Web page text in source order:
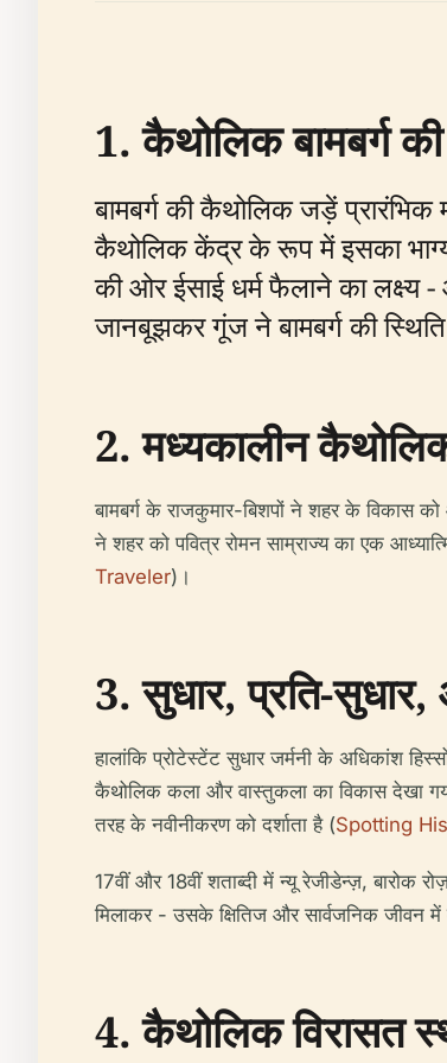
1. कैथोलिक बामबर्ग
बामबर्ग की कैथोलिक जड़ें
कैथोलिक केंद्र के रूप में इसका भाग्य
की ओर ईसाई धर्म फैलाने का लक्ष्य -
जानबूझकर गूंज ने बामबर्ग की
2. मध्यकालीन
बामबर्ग के राजकुमार-बिशपों ने शहर के विकास
ने शहर को पवित्र रोमन साम्राज्य का एक
Traveler)।
3. सुधार, प्रति-सुधार,
हालांकि प्रोटेस्टेंट सुधार जर्मनी के अधिकांश
कैथोलिक कला और वास्तुकला का विकास देखा
तरह के नवीनीकरण को दर्शाता है (Spotting
17वीं और 18वीं शताब्दी में न्यू रेजीडेन्ज़, बारोक
मिलाकर - उसके क्षितिज और सार्वजनिक जीवन में
4. कैथोलिक विरासत